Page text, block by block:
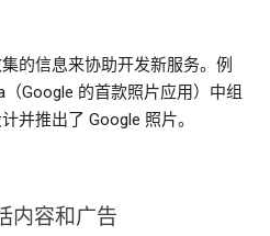
的信息来协助开发新服务。例
Google 的首款照片应用）中组
并推出了 Google 照片。
内容和广告